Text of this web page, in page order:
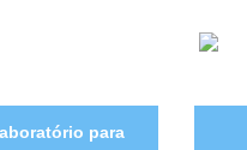
para